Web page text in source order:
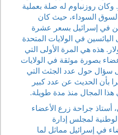
روزنباوم له صلة بعملية
السوداء، حيث كان
في إسرائيل بسعر عشرة
اليائسين في الولايات المتحدة
بسعر 160 ألف دولار. هذه هي المرة الأولى التي
بصورة موثقة في الولايات
سؤال حول عدد الجثث التي
بأن الحديث عن عدد كبير
المجال منذ مدة طويلة.
جراحة زرع الأعضاء
لمجلس إدارة
في إسرائيل مماثل لما